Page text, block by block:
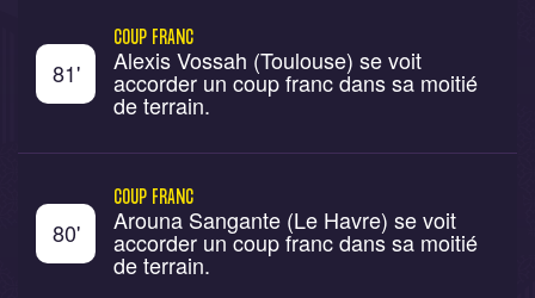
81'
COUP FRANC
Alexis Vossah (Toulouse) se voit
accorder un coup franc dans sa moitié
de terrain.
80'
COUP FRANC
Arouna Sangante (Le Havre) se voit
accorder un coup franc dans sa moitié
de terrain.